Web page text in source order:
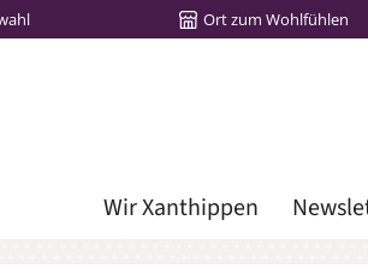
Ort zum Wohlfühlen
Wir Xanthippen